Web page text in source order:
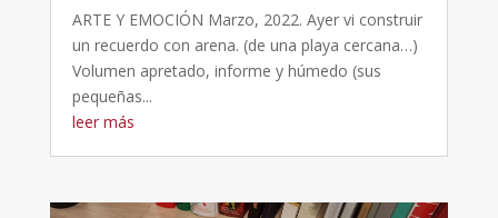
ARTE Y EMOCIÓN Marzo, 2022. Ayer vi construir
un recuerdo con arena. (de una playa cercana…)
Volumen apretado, informe y húmedo (sus
pequeñas...
leer más